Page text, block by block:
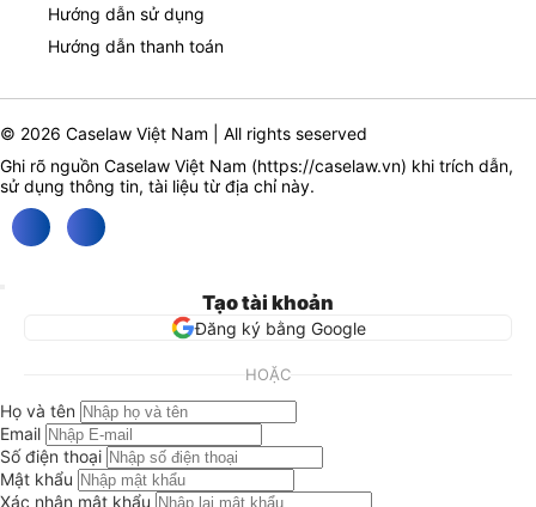
Hướng dẫn sử dụng
Hướng dẫn thanh toán
© 2026 Caselaw Việt Nam | All rights seserved
Ghi rõ nguồn Caselaw Việt Nam (https://caselaw.vn) khi trích dẫn,
sử dụng thông tin, tài liệu từ địa chỉ này.
Tạo tài khoản
Đăng ký bằng Google
HOẶC
Họ và tên
Email
Số điện thoại
Mật khẩu
Xác nhận mật khẩu